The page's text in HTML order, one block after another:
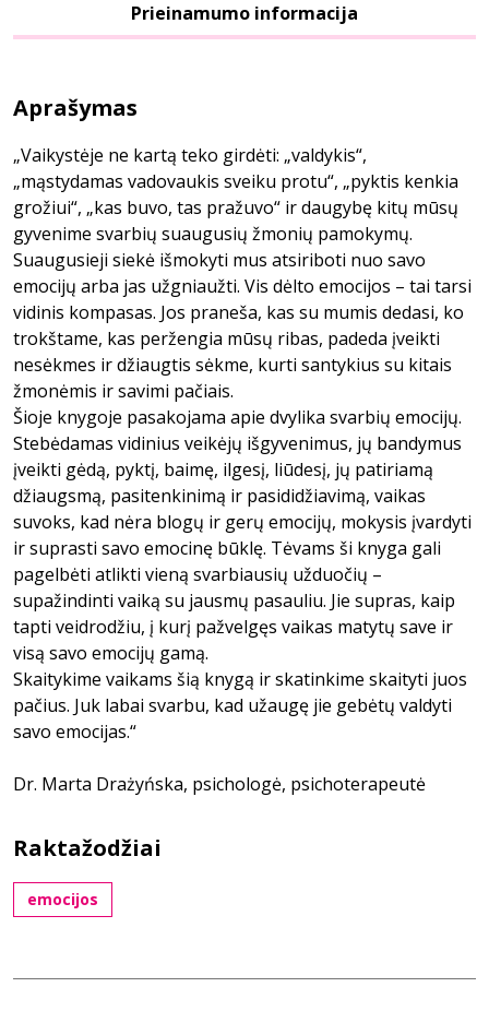
Prieinamumo informacija
Aprašymas
„Vaikystėje ne kartą teko girdėti: „valdykis“,
„mąstydamas vadovaukis sveiku protu“, „pyktis kenkia
grožiui“, „kas buvo, tas pražuvo“ ir daugybę kitų mūsų
gyvenime svarbių suaugusių žmonių pamokymų.
Suaugusieji siekė išmokyti mus atsiriboti nuo savo
emocijų arba jas užgniaužti. Vis dėlto emocijos – tai tarsi
vidinis kompasas. Jos praneša, kas su mumis dedasi, ko
trokštame, kas peržengia mūsų ribas, padeda įveikti
nesėkmes ir džiaugtis sėkme, kurti santykius su kitais
žmonėmis ir savimi pačiais.
Šioje knygoje pasakojama apie dvylika svarbių emocijų.
Stebėdamas vidinius veikėjų išgyvenimus, jų bandymus
įveikti gėdą, pyktį, baimę, ilgesį, liūdesį, jų patiriamą
džiaugsmą, pasitenkinimą ir pasididžiavimą, vaikas
suvoks, kad nėra blogų ir gerų emocijų, mokysis įvardyti
ir suprasti savo emocinę būklę. Tėvams ši knyga gali
pagelbėti atlikti vieną svarbiausių užduočių –
supažindinti vaiką su jausmų pasauliu. Jie supras, kaip
tapti veidrodžiu, į kurį pažvelgęs vaikas matytų save ir
visą savo emocijų gamą.
Skaitykime vaikams šią knygą ir skatinkime skaityti juos
pačius. Juk labai svarbu, kad užaugę jie gebėtų valdyti
savo emocijas.“
Dr. Marta Drażyńska, psichologė, psichoterapeutė
Raktažodžiai
emocijos